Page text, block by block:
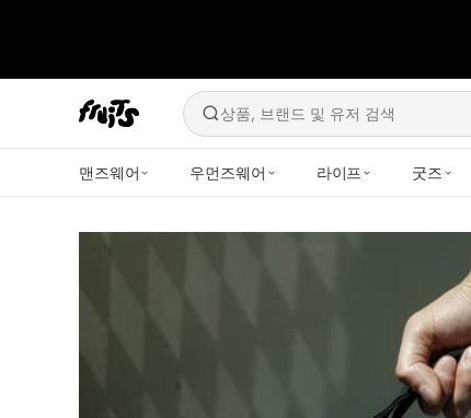
상품, 브랜드 및 유저 검색
맨즈웨어 우먼즈웨어 라이프 굿즈